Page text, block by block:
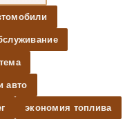
авто
экономия топлива